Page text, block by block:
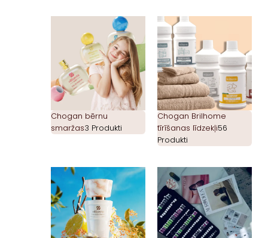
Chogan bērnu
smaržas3 Produkti
Chogan Brilhome
tīrīšanas līdzekļi56
Produkti